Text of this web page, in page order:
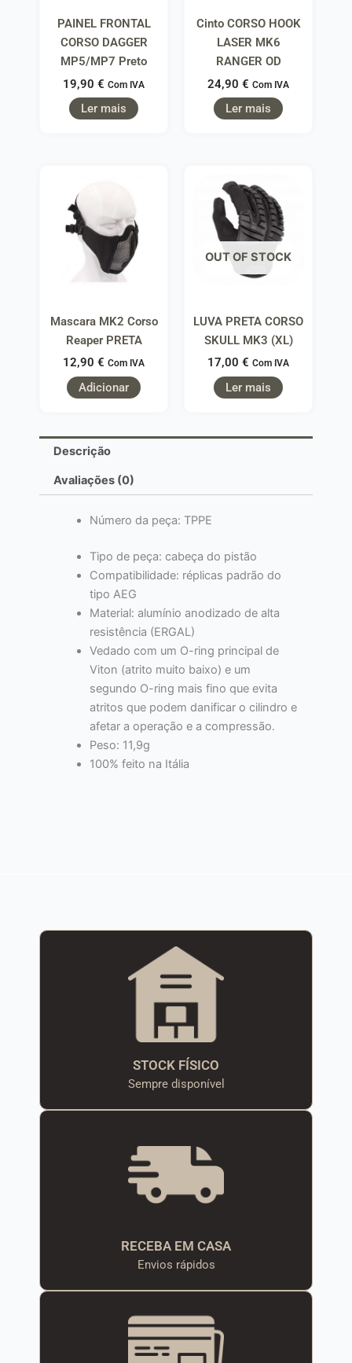
PAINEL FRONTAL
CORSO DAGGER
MP5/MP7 Preto
19,90 € Com IVA
Ler mais
Cinto CORSO HOOK
LASER MK6
RANGER OD
24,90 € Com IVA
Ler mais
Mascara MK2 Corso
Reaper PRETA
12,90 € Com IVA
Adicionar
OUT OF STOCK
LUVA PRETA CORSO
SKULL MK3 (XL)
17,00 € Com IVA
Ler mais
Descrição
Avaliações (0)
Número da peça: TPPE
Tipo de peça: cabeça do pistão
Compatibilidade: réplicas padrão do
tipo AEG
Material: alumínio anodizado de alta
resistência (ERGAL)
Vedado com um O-ring principal de
Viton (atrito muito baixo) e um
segundo O-ring mais fino que evita
atritos que podem danificar o cilindro e
afetar a operação e a compressão.
Peso: 11,9g
100% feito na Itália
STOCK FÍSICO
Sempre disponível
RECEBA EM CASA
Envios rápidos